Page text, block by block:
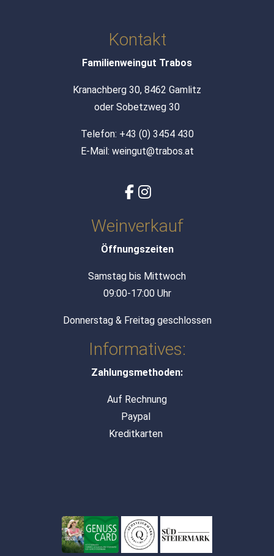
Kontakt
Familienweingut Trabos
Kranachberg 30, 8462 Gamlitz
oder Sobetzweg 30
Telefon: +43 (0) 3454 430
E-Mail: weingut@trabos.at
Weinverkauf
Öffnungszeiten
Samstag bis Mittwoch
09:00-17:00 Uhr
Donnerstag & Freitag geschlossen
Informatives:
Zahlungsmethoden:
Auf Rechnung
Paypal
Kreditkarten